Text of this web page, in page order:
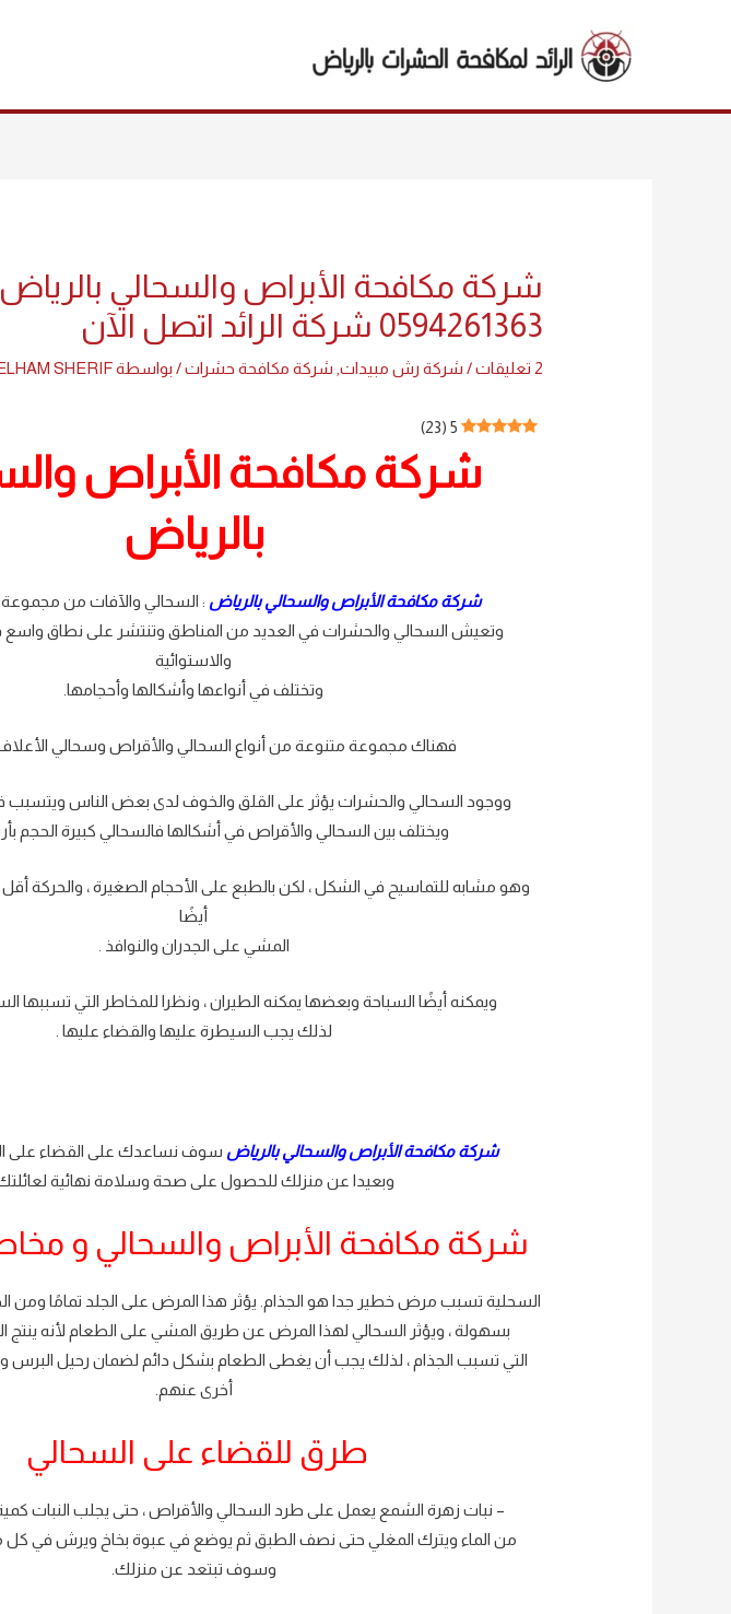
شركة مكافحة الأبراص والسحالي بالرياض
0594261363 شركة الرائد اتصل الآن
2 تعليقات / شركة رش مبيدات شركة مكافحة حشرات/ بواسطةSHERIF
5
(
23
)
شركة مكافحة الأبراص
بالرياض
شركة مكافحة الأبراص والسحالي بالرياض : السحالي والآفات من
وتعيش السحالي والحشرات في العديد من المناطق وتنتشر على نطاق واسع
والاستوائية
وتختلف في أنواعها وأشكالها وأحجامها.
فهناك مجموعة متنوعة من أنواع السحالي والأقراص وسحالي الأعلاف
ووجود السحالي والحشرات يؤثر على القلق والخوف لدى بعض الناس ويتسبب
ويختلف بين السحالي والأقراص في أشكالها فالسحالي كبيرة الحجم
وهو مشابه للتماسيح في الشكل ، لكن بالطبع على الأحجام الصغيرة ، والحركة
أيضًا
المشي على الجدران والنوافذ .
ويمكنه أيضًا السباحة وبعضها يمكنه الطيران ، ونظرا للمخاطر التي تسببها
لذلك يجب السيطرة عليها والقضاء عليها .
شركة مكافحة الأبراص والسحالي بالرياض سوف نساعدك على القضاء على
وبعيدا عن منزلك للحصول على صحة وسلامة نهائية
شركة مكافحة الأبراص والسحالي و
السحلية تسبب مرض خطير جدا هو الجذام. يؤثر هذا المرض على الجلد تمامًا
بسهولة ، ويؤثر السحالي لهذا المرض عن طريق المشي على الطعام لأنه ينتج
التي تسبب الجذام ، لذلك يجب أن يغطى الطعام بشكل دائم لضمان رحيل
أخرى عنهم.
طرق للقضاء على السحالي
– نبات زهرة الشمع يعمل على طرد السحالي والأقراص ، حتى يجلب النبات
من الماء ويترك المغلي حتى نصف الطبق ثم يوضع في عبوة بخاخ ويرش في
وسوف تبتعد عن منزلك.